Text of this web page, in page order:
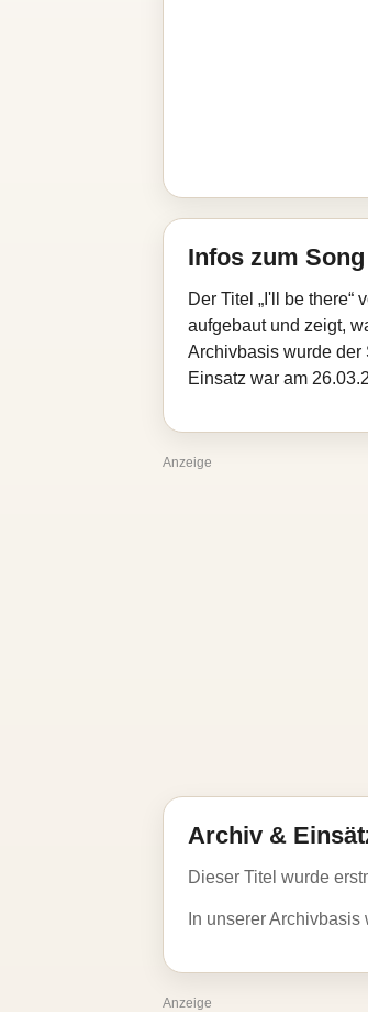
Infos zum Song
Der Titel „I'll be
aufgebaut und zeigt,
Archivbasis wurde der
Einsatz war am
Anzeige
Archiv &
Dieser Titel wurde
In unserer Archivbasis
Anzeige